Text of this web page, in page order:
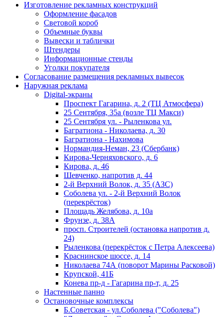
Изготовление рекламных конструкций
Оформление фасадов
Световой короб
Объемные буквы
Вывески и таблички
Штендеры
Информационные стенды
Уголки покупателя
Согласование размещения рекламных вывесок
Наружная реклама
Digital-экраны
Проспект Гагарина, д. 2 (ТЦ Атмосфера)
25 Сентября, 35а (возле ТЦ Макси)
25 Сентября ул. - Рыленкова ул.
Багратиона - Николаева, д. 30
Багратиона - Нахимова
Нормандия-Неман, 23 (Сбербанк)
Кирова-Черняховского, д. 6
Кирова, д. 46
Шевченко, напротив д. 44
2-й Верхний Волок, д. 35 (АЗС)
Соболева ул. - 2-й Верхний Волок
(перекрёсток)
Площадь Желябова, д. 10а
Фрунзе, д. 38А
просп. Строителей (остановка напротив д.
24)
Рыленкова (перекрёсток с Петра Алексеева)
Краснинское шоссе, д. 14
Николаева 74А (поворот Марины Расковой)
Крупской, 41Б
Конева пр-д - Гагарина пр-т, д. 25
Настенные панно
Остановочные комплексы
Б.Советская - ул.Соболева ("Соболева")